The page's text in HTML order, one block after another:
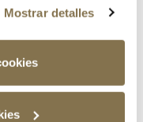
Mostrar detalles